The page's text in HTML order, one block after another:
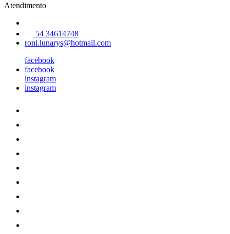
Atendimento
54 34614748
roni.lunarys@hotmail.com
facebook
facebook
instagram
instagram